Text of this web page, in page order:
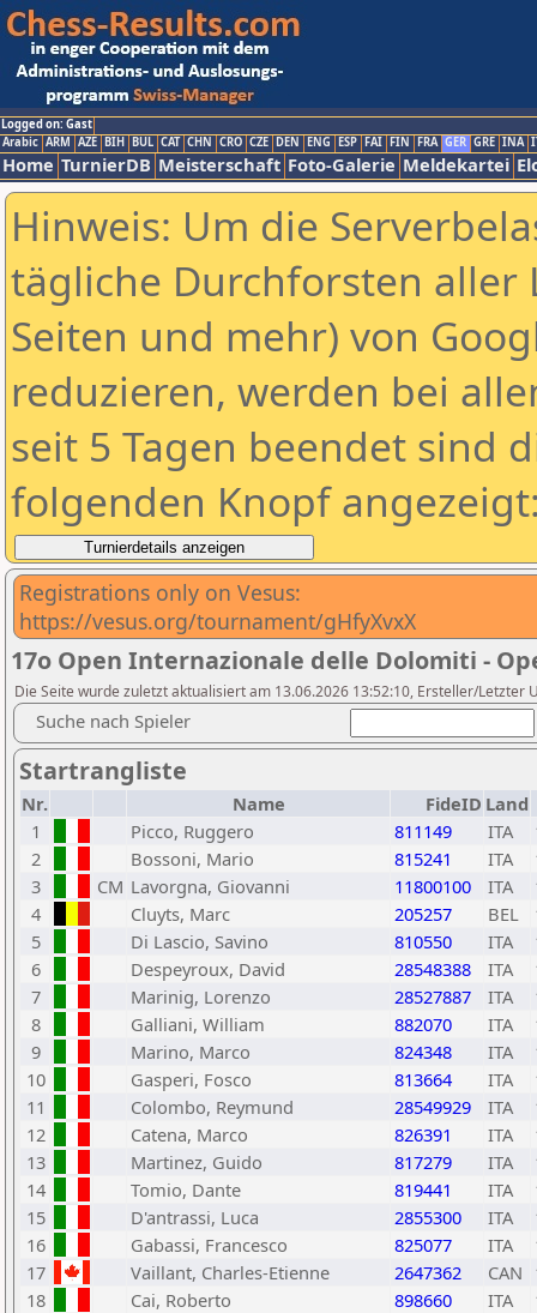
Logged on: Gast
Arabic ARM AZE BIH BUL CAT CHN CRO CZE DEN ENG ESP FAI FIN FRA GER GRE INA
Home TurnierDB Meisterschaft Foto-Galerie Meldekartei
Hinweis: Um die
tägliche Durchforsten aller
Seiten und mehr) von
reduzieren, werden bei
seit 5 Tagen beendet sind
folgenden Knopf
Registrations only on Vesus:
https://vesus.org/tournament/gHfyXvxX
17o Open Internazionale delle Dolomiti -
Die Seite wurde zuletzt aktualisiert am 13.06.2026 13:52:10, Ersteller/Letzter
Suche nach Spieler
Startrangliste
Nr. Name FideID Land
1
Picco, Ruggero 811149 ITA
2
Bossoni, Mario 815241 ITA
3
CM Lavorgna, Giovanni 11800100 ITA
4
Cluyts, Marc 205257 BEL
5
Di Lascio, Savino 810550 ITA
6
Despeyroux, David 28548388 ITA
7
Marinig, Lorenzo 28527887 ITA
8
Galliani, William 882070 ITA
9
Marino, Marco 824348 ITA
10
Gasperi, Fosco 813664 ITA
11
Colombo, Reymund 28549929 ITA
12
Catena, Marco 826391 ITA
13
Martinez, Guido 817279 ITA
14
Tomio, Dante 819441 ITA
15
D'antrassi, Luca 2855300 ITA
16
Gabassi, Francesco 825077 ITA
17
Vaillant, Charles-Etienne 2647362 CAN
18
Cai, Roberto 898660 ITA